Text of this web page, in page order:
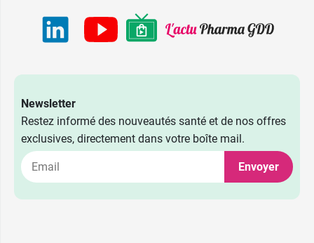
par 5
par 10 9,50 €
Newsletter
Restez informé des nouveautés santé et de nos offres
exclusives, directement dans votre boîte mail.
Envoyer